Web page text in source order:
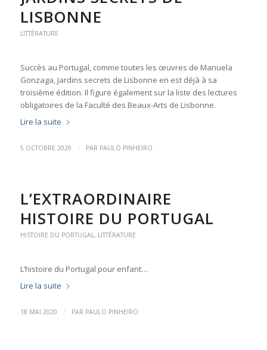
LISBONNE
LITTÉRATURE
Succès au Portugal, comme toutes les œuvres de Manuela
Gonzaga, Jardins secrets de Lisbonne en est déjà à sa
troisième édition. Il figure également sur la liste des lectures
obligatoires de la Faculté des Beaux-Arts de Lisbonne.
Lire la suite
5 OCTOBRE 2020 / PAR PAULO PINHEIRO
L’EXTRAORDINAIRE
HISTOIRE DU PORTUGAL
HISTOIRE DU PORTUGAL, LITTÉRATURE
L’histoire du Portugal pour enfant…
Lire la suite
18 MAI 2020 / PAR PAULO PINHEIRO